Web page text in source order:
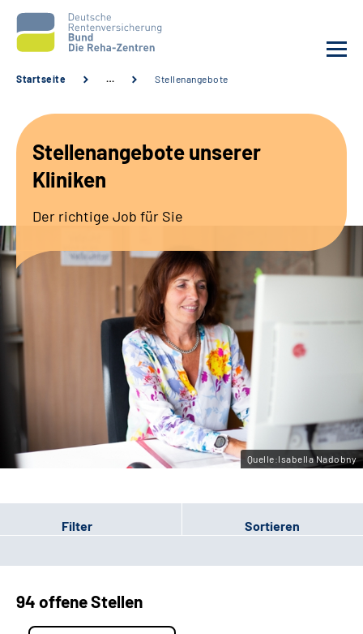
Unsere Kliniken
Sozialdienste & Zuweisende
Erweiterte Suche
Gebärdensprache
Leichte Sprache
Startseite … Stellenangebote
Stellenangebote unserer
Kliniken
Der richtige Job für Sie
Quelle:Isabella Nadobny
Filter Sortieren
94 offene Stellen